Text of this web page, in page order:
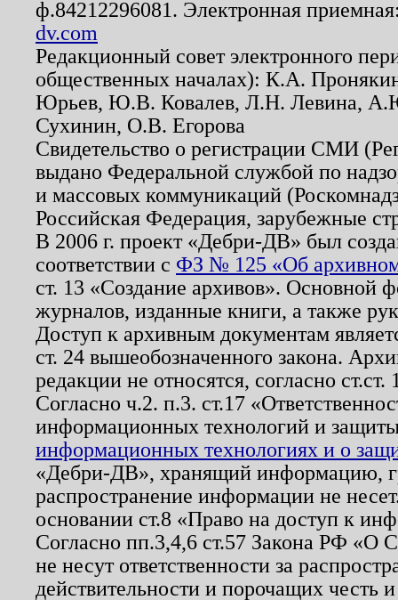
ф.84212296081. Электронная
dv.com
Редакционный совет электронного
общественных началах): К.А.
Юрьев, Ю.В. Ковалев, Л.Н. Левина,
Сухинин, О.В. Егорова
Свидетельство о регистрации СМИ
выдано Федеральной службой по
и массовых коммуникаций
Российская Федерация, зарубежные
В 2006 г. проект «Дебри-ДВ» был
соответствии с ФЗ № 125 «Об
ст. 13 «Создание архивов». Основной
журналов, изданные книги, а также
Доступ к архивным документам
ст. 24 вышеобозначенного закона.
редакции не относятся, согласно
Согласно ч.2. п.3. ст.17
информационных технологий и
информационных технологиях и о
«Дебри-ДВ», хранящий информацию,
распространение информации не
основании ст.8 «Право на доступ к
Согласно пп.3,4,6 ст.57 Закона РФ «О
не несут ответственности за
действительности и порочащих честь